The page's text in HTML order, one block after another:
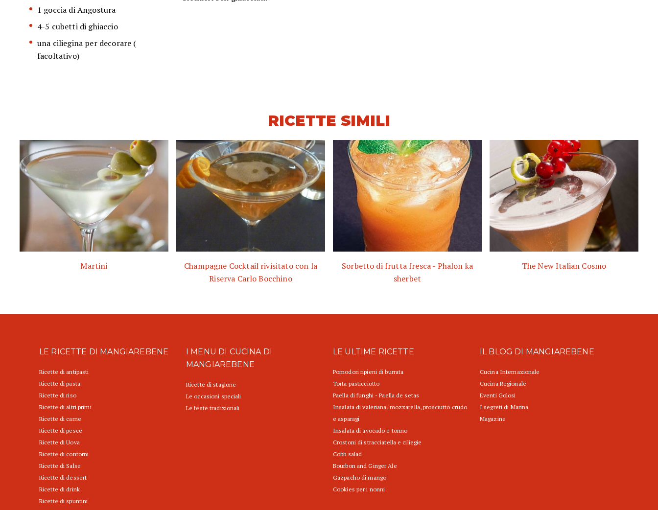
1 goccia di Angostura
4-5 cubetti di ghiaccio
una ciliegina per decorare (
facoltativo)
RICETTE SIMILI
Martini
Champagne Cocktail rivisitato con la
Riserva Carlo Bocchino
Sorbetto di frutta fresca - Phalon ka
sherbet
The New Italian Cosmo
LE RICETTE DI MANGIAREBENE
Ricette di antipasti
Ricette di pasta
Ricette di riso
Ricette di altri primi
Ricette di carne
Ricette di pesce
Ricette di Uova
Ricette di contorni
Ricette di Salse
Ricette di dessert
Ricette di drink
Ricette di spuntini
I MENU DI CUCINA DI
MANGIAREBENE
Ricette di stagione
Le occasioni speciali
Le feste tradizionali
LE ULTIME RICETTE
Pomodori ripieni di burrata
Torta pasticciotto
Paella di funghi - Paella de setas
Insalata di valeriana, mozzarella, prosciutto crudo
e asparagi
Insalata di avocado e tonno
Crostoni di stracciatella e ciliegie
Cobb salad
Bourbon and Ginger Ale
Gazpacho di mango
Cookies per i nonni
IL BLOG DI MANGIAREBENE
Cucina Internazionale
Cucina Regionale
Eventi Golosi
I segreti di Marina
Magazine